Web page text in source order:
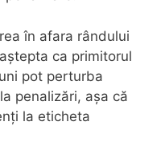
în afara rândului
ca primitorul
pot perturba
penalizări, așa că
la eticheta